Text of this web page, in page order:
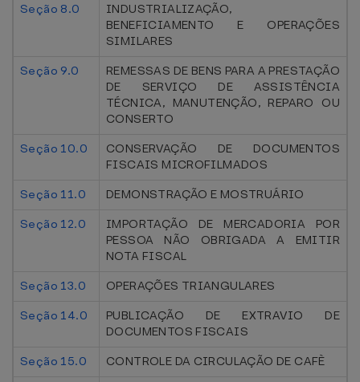
Seção 8.0
INDUSTRIALIZAÇÃO,
BENEFICIAMENTO E OPERAÇÕES
SIMILARES
Seção 9.0
REMESSAS DE BENS PARA A PRESTAÇÃO
DE SERVIÇO DE ASSISTÊNCIA
TÉCNICA, MANUTENÇÃO, REPARO OU
CONSERTO
Seção 10.0
CONSERVAÇÃO DE DOCUMENTOS
FISCAIS MICROFILMADOS
Seção 11.0
DEMONSTRAÇÃO E MOSTRUÁRIO
Seção 12.0
IMPORTAÇÃO DE MERCADORIA POR
PESSOA NÃO OBRIGADA A EMITIR
NOTA FISCAL
Seção 13.0
OPERAÇÕES TRIANGULARES
Seção 14.0
PUBLICAÇÃO DE EXTRAVIO DE
DOCUMENTOS FISCAIS
Seção 15.0
CONTROLE DA CIRCULAÇÃO DE CAFÈ